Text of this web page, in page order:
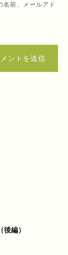
名前、メールアド
メントを送信
編）